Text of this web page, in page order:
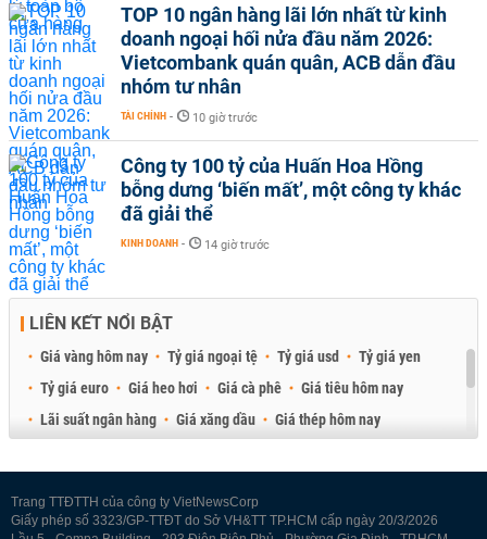
TOP 10 ngân hàng lãi lớn nhất từ kinh
doanh ngoại hối nửa đầu năm 2026:
Vietcombank quán quân, ACB dẫn đầu
nhóm tư nhân
TÀI CHÍNH - 10 giờ trước
Công ty 100 tỷ của Huấn Hoa Hồng
bỗng dưng ‘biến mất’, một công ty khác
đã giải thể
KINH DOANH - 14 giờ trước
LIÊN KẾT NỔI BẬT
Giá vàng hôm nay Tỷ giá ngoại tệ Tỷ giá usd
Tỷ giá yen
Tỷ giá euro
Giá heo hơi Giá cà phê
Giá tiêu hôm nay
Lãi suất ngân hàng
Giá xăng dầu
Giá thép hôm nay
Trang TTĐTTH của công ty VietNewsCorp
Giấy phép số 3323/GP-TTĐT do Sở VH&TT TP.HCM cấp ngày 20/3/2026